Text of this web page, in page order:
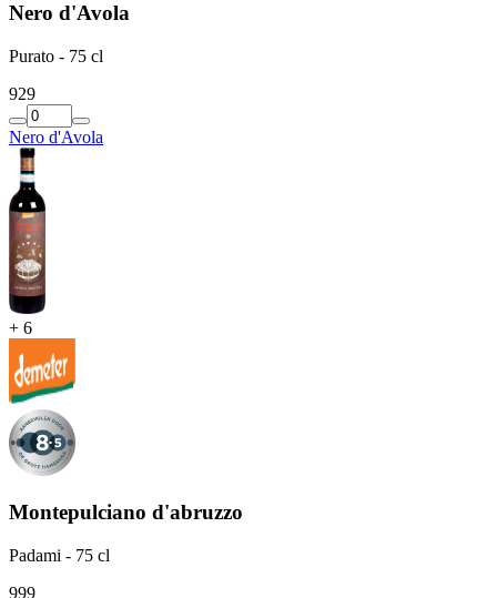
Nero d'Avola
Purato - 75 cl
929
Nero d'Avola
+ 6
Montepulciano d'abruzzo
Padami - 75 cl
999